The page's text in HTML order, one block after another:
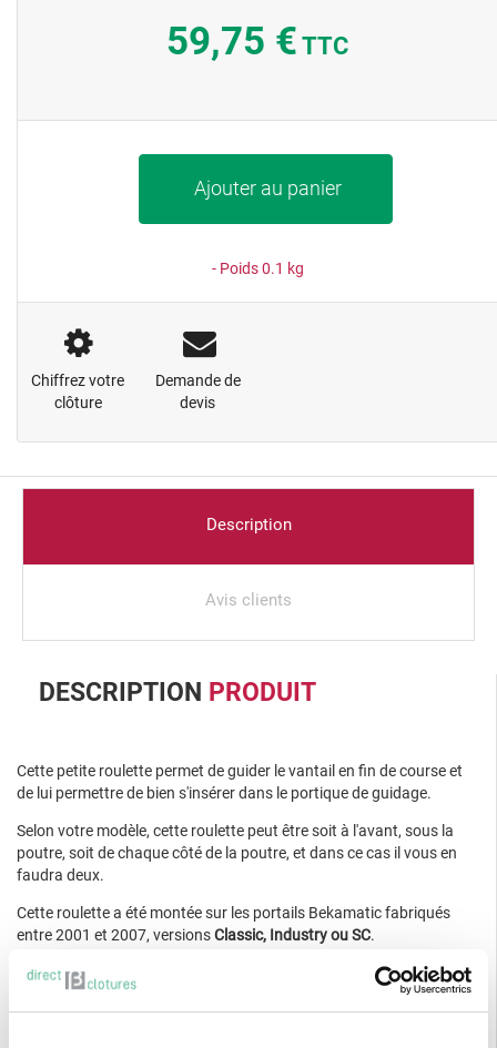
59,75 € TTC
Ajouter au panier
- Poids0.1 kg
Chiffrez votre
clôture
Demande de
devis
Description
Avis clients
DESCRIPTION PRODUIT
Cette petite roulette permet de guider le vantail en fin de course et
de lui permettre de bien s'insérer dans le portique de guidage.
Selon votre modèle, cette roulette peut être soit à l'avant, sous la
poutre, soit de chaque côté de la poutre, et dans ce cas il vous en
faudra deux.
Cette roulette a été montée sur les portails Bekamatic fabriqués
entre 2001 et 2007, versionsClassic, Industry ou SC.
DÉLAIS ET LIVRAISON
La livraison s'effectue par le transporteur TNT.